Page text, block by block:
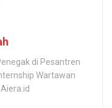
di Pesantren
Wartawan